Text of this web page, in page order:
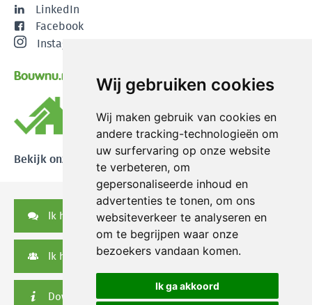
Wij gebruiken cookies
Wij maken gebruik van cookies en
andere tracking-technologieën om
uw surfervaring op onze website
te verbeteren, om
gepersonaliseerde inhoud en
advertenties te tonen, om ons
websiteverkeer te analyseren en
om te begrijpen waar onze
bezoekers vandaan komen.
Ik ga akkoord
LinkedIn
Facebook
Instagram
Bouwnu.nl
Bekijk onze reviews
Ik heb een vraag
Ik heb een serviceverzoek
Downloads